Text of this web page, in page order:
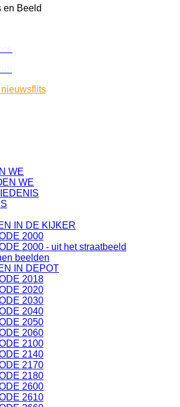
en Beeld
WE
WE
IN DE KIJKER
2000
2000 - uit het straatbeeld
beelden
IN DEPOT
2018
2020
2030
2040
2050
2060
2100
2140
2170
2180
2600
2610